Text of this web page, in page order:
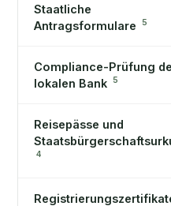
Staatliche
Antragsformulare
5
Compliance-Prüfung
lokalen Bank
5
Reisepässe und
4